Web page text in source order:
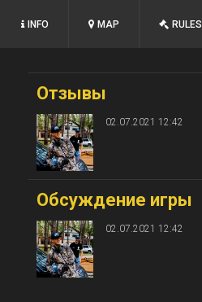
INFO MAP RULES
Отзывы
02.07.2021 12:42
Обсуждение игры
02.07.2021 12:42